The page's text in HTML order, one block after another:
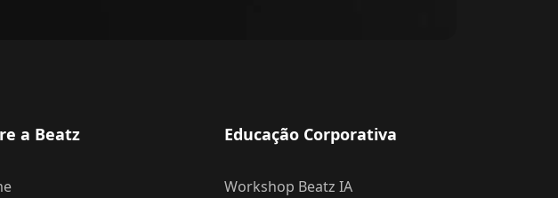
a Beatz Educação Corporativa
Workshop Beatz IA